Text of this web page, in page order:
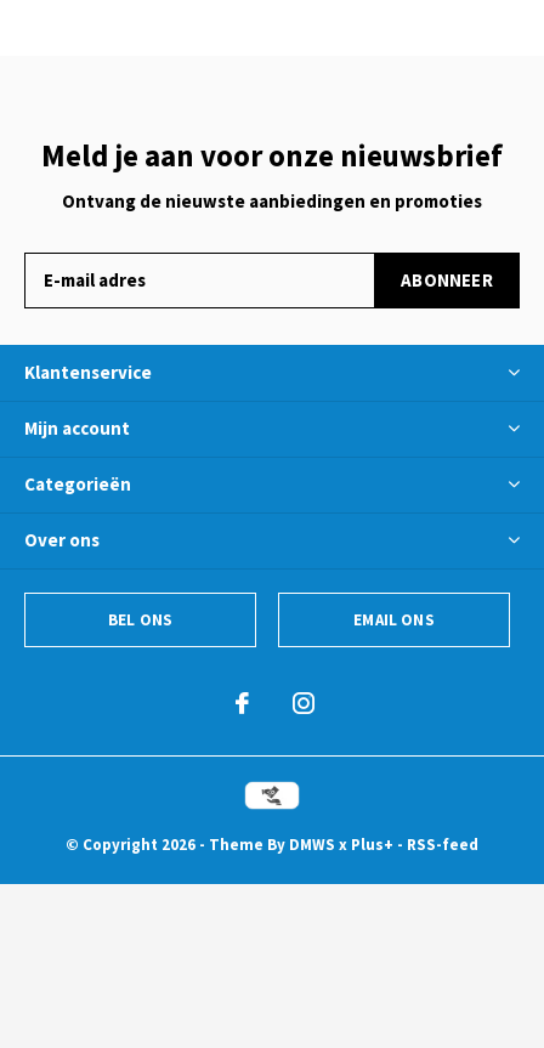
Meld je aan voor onze nieuwsbrief
Ontvang de nieuwste aanbiedingen en promoties
ABONNEER
Klantenservice
Mijn account
Categorieën
Over ons
BEL ONS EMAIL ONS
© Copyright 2026 - Theme By DMWS x Plus+ - RSS-feed